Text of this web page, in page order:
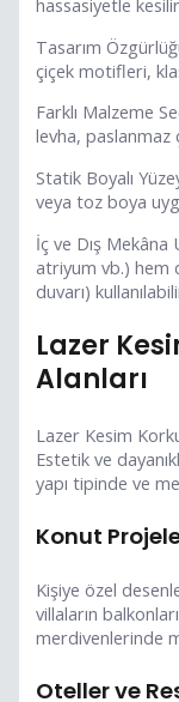
hassasiyetle
Tasarım
çiçek motifleri,
Farklı Malzeme
levha, paslanmaz
Statik Boyalı
veya toz boya
İç ve Dış
atriyum vb.) hem
duvarı)
Lazer
Alanları
Lazer Kesim
Estetik ve
yapı tipinde ve
Konut
Kişiye özel
villaların
merdivenlerinde
Oteller ve